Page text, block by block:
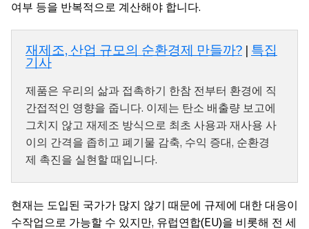
여부 등을 반복적으로 계산해야 합니다.
재제조, 산업 규모의 순환경제 만들까? | 특집
기사
제품은 우리의 삶과 접촉하기 한참 전부터 환경에 직
간접적인 영향을 줍니다. 이제는 탄소 배출량 보고에
그치지 않고 재제조 방식으로 최초 사용과 재사용 사
이의 간격을 좁히고 폐기물 감축, 수익 증대, 순환경
제 촉진을 실현할 때입니다.
현재는 도입된 국가가 많지 않기 때문에 규제에 대한 대응이
수작업으로 가능할 수 있지만, 유럽연합(EU)을 비롯해 전 세